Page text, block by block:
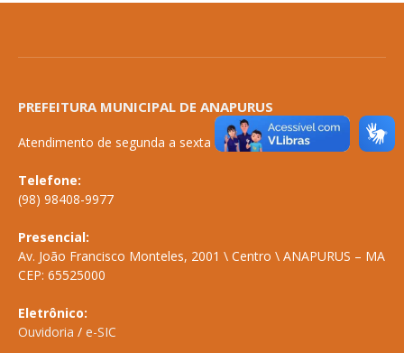
PREFEITURA MUNICIPAL DE ANAPURUS
Atendimento de segunda a sexta de 08:00 às 14:00
Telefone:
(98) 98408-9977
Presencial:
Av. João Francisco Monteles, 2001 \ Centro \ ANAPURUS – MA
CEP: 65525000
Eletrônico:
Ouvidoria / e-SIC